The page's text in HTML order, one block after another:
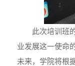
此次培训班
业发展这一使命
未来，学院将根